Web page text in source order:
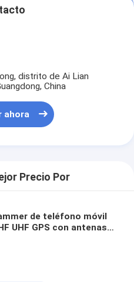
distrito de Ai Lian
China
ahora
Precio Por
de teléfono móvil
UHF GPS con antenas